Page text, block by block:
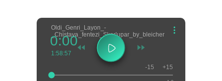
Oldi_Genri_Layon_-
_Chistaya_fentezi_Skorlupar_by_bleicher
0:00
1:58:57
-15 +15